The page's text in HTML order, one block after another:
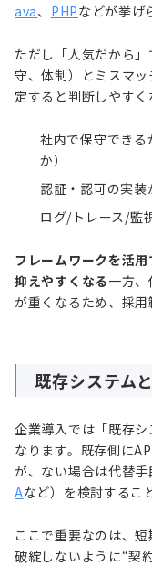
ava、 PHPなどが挙げ
ただし「人気だから
守、体制）とミスマ
定すると判断しやすく
社内で保守できる
か）
認証・認可の実装
ログ/トレース/監
フレームワークを活
抑えやすくなる一方
が重くなるため、採用
既存システム
企業導入では「既存
なります。既存側に
が、ない場合は代替手
Aなど）を検討するこ
ここで重要なのは、
破綻しないように“契